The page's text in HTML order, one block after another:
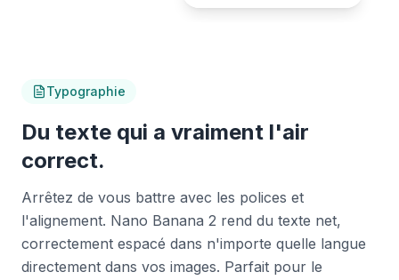
Typographie
Du texte qui a vraiment l'air
correct.
Arrêtez de vous battre avec les polices et
l'alignement. Nano Banana 2 rend du texte net,
correctement espacé dans n'importe quelle langue
directement dans vos images. Parfait pour le